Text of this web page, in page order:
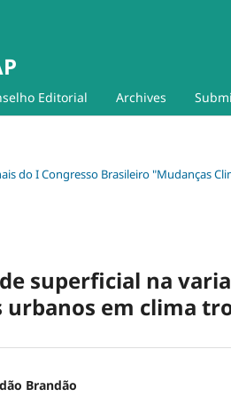
Editorial Archives
do I Congresso Brasileiro "Mudanças
superficial na
em clima
Brandão